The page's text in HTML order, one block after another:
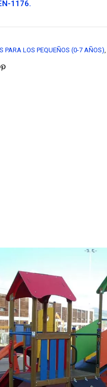
1176.
PARA LOS PEQUEÑOS (0-7 AÑOS),